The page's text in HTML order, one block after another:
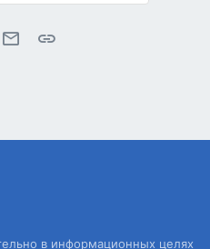
Электронная почта
Ссылка
в информационных целях